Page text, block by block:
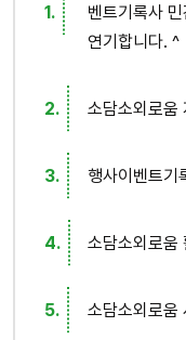
벤트기록사
연기합니다. ^
소담소외로움
행사이벤트기
소담소외로움
소담소외로움